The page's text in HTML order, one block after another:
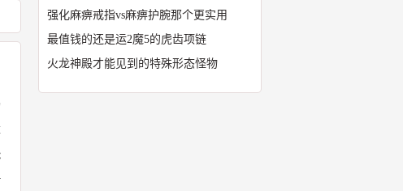
强化麻痹戒指vs麻痹护腕那个更实用
最值钱的还是运2魔5的虎齿项链
火龙神殿才能见到的特殊形态怪物